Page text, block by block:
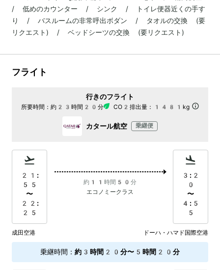
/ 低めのカウンター / シンク / トイレ便器近くの手す
り / バスルームの非常呼出ボダン / タオルの交換 (要
リクエスト) / ベッドシーツの交換 (要リクエスト)
フライト
行きのフライト
所要時間： 約23時間20分 CO2排出量： 1481kg
カタール航空 乗継便
21:
55
〜
22:
25
約11時間50分
エコノミークラス
3:2
0
〜
4:5
5
成田空港 ドーハ・ハマド国際空港
乗継時間 ： 約3時間20分〜5時間20分